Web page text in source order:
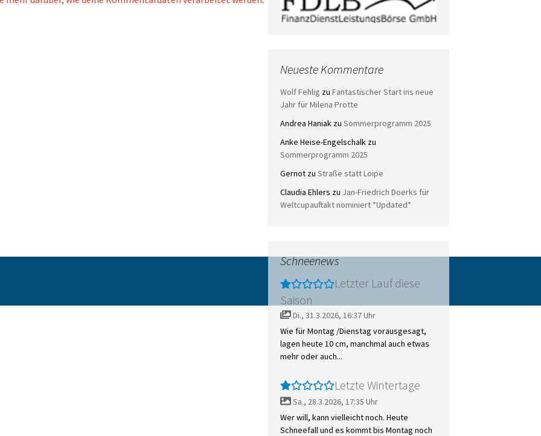
Neueste Kommentare
Wolf Fehlig zu Fantastischer Start ins neue
Jahr für Milena Protte
Andrea Haniak zu Sommerprogramm 2025
Anke Heise-Engelschalk zu
Sommerprogramm 2025
Gernot zu Straße statt Loipe
Claudia Ehlers zu Jan-Friedrich Doerks für
Weltcupauftakt nominiert *Updated*
Schneenews
Letzter Lauf diese
Saison
Di., 31.3.2026, 16:37 Uhr
Wie für Montag /Dienstag vorausgesagt,
lagen heute 10 cm, manchmal auch etwas
mehr oder auch...
Letzte Wintertage
Sa., 28.3.2026, 17:35 Uhr
Wer will, kann vielleicht noch. Heute
Schneefall und es kommt bis Montag noch